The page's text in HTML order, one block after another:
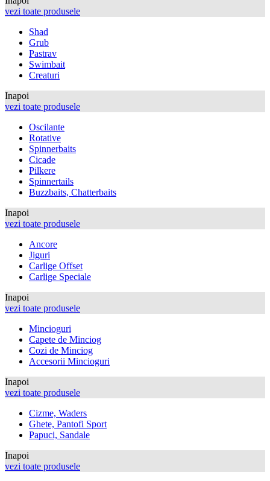
vezi toate produsele
Shad
Grub
Pastrav
Swimbait
Creaturi
Inapoi
vezi toate produsele
Oscilante
Rotative
Spinnerbaits
Cicade
Pilkere
Spinnertails
Buzzbaits, Chatterbaits
Inapoi
vezi toate produsele
Ancore
Jiguri
Carlige Offset
Carlige Speciale
Inapoi
vezi toate produsele
Mincioguri
Capete de Minciog
Cozi de Minciog
Accesorii Mincioguri
Inapoi
vezi toate produsele
Cizme, Waders
Ghete, Pantofi Sport
Papuci, Sandale
Inapoi
vezi toate produsele